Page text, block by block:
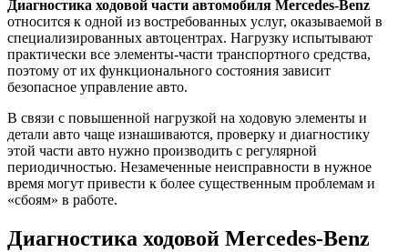
Диагностика ходовой части автомобиля Mercedes-Benz
относится к одной из востребованных услуг, оказываемой в
специализированных автоцентрах. Нагрузку испытывают
практически все элементы-части транспортного средства,
поэтому от их функционального состояния зависит
безопасное управление авто.
В связи с повышенной нагрузкой на ходовую элементы и
детали авто чаще изнашиваются, проверку и диагностику
этой части авто нужно производить с регулярной
периодичностью. Незамеченные неисправности в нужное
время могут привести к более существенным проблемам и
«сбоям» в работе.
Диагностика ходовой Mercedes-Benz